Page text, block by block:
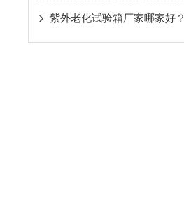
紫外老化试验箱厂家哪家好？